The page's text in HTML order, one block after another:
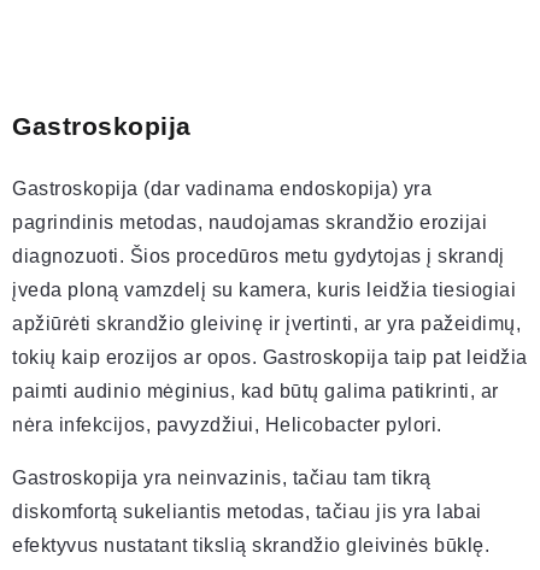
Gastroskopija
Gastroskopija (dar vadinama endoskopija) yra
pagrindinis metodas, naudojamas skrandžio erozijai
diagnozuoti. Šios procedūros metu gydytojas į skrandį
įveda ploną vamzdelį su kamera, kuris leidžia tiesiogiai
apžiūrėti skrandžio gleivinę ir įvertinti, ar yra pažeidimų,
tokių kaip erozijos ar opos. Gastroskopija taip pat leidžia
paimti audinio mėginius, kad būtų galima patikrinti, ar
nėra infekcijos, pavyzdžiui, Helicobacter pylori.
Gastroskopija yra neinvazinis, tačiau tam tikrą
diskomfortą sukeliantis metodas, tačiau jis yra labai
efektyvus nustatant tikslią skrandžio gleivinės būklę.